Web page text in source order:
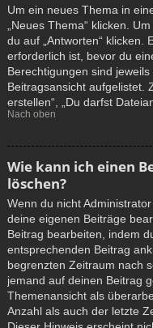
Um ein neues Thema in
„Neues Thema“ klicken.
du auf „Antworten“ klicken.
erforderlich ist, bevor du
Berechtigungen sind
Beitragsansicht aufgelistet.
erstellen“, „Du darfst
Nach oben
Wie kann ich einen
löschen?
Wenn du nicht
deine eigenen Beiträge
Beitrag bearbeiten, indem
entsprechenden Beitrag
begrenzten Zeitraum nach
jemand auf deinen Beitrag
Themenansicht als
Anzahl als auch der letzte